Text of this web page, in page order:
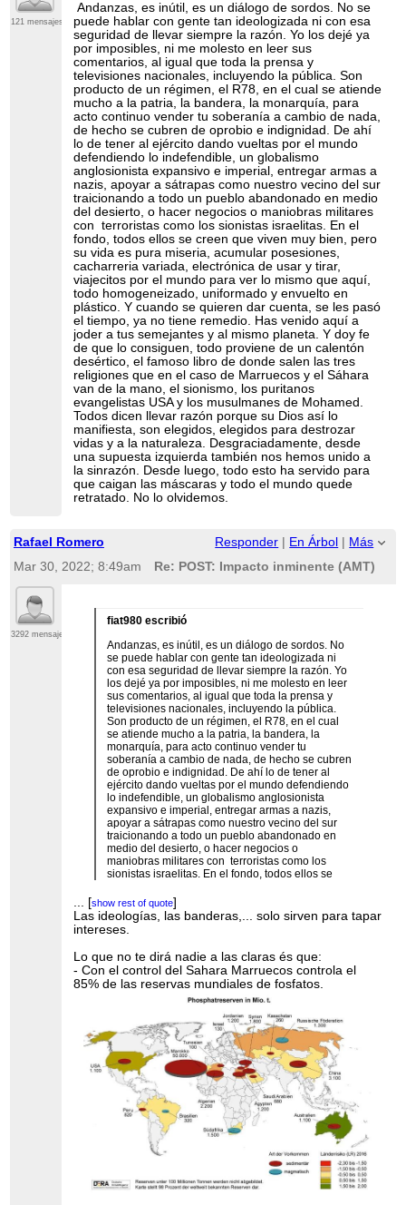
121 mensajes
Andanzas, es inútil, es un diálogo de sordos. No se
puede hablar con gente tan ideologizada ni con esa
seguridad de llevar siempre la razón. Yo los dejé ya
por imposibles, ni me molesto en leer sus
comentarios, al igual que toda la prensa y
televisiones nacionales, incluyendo la pública. Son
producto de un régimen, el R78, en el cual se atiende
mucho a la patria, la bandera, la monarquía, para
acto continuo vender tu soberanía a cambio de nada,
de hecho se cubren de oprobio e indignidad. De ahí
lo de tener al ejército dando vueltas por el mundo
defendiendo lo indefendible, un globalismo
anglosionista expansivo e imperial, entregar armas a
nazis, apoyar a sátrapas como nuestro vecino del sur
traicionando a todo un pueblo abandonado en medio
del desierto, o hacer negocios o maniobras militares
con terroristas como los sionistas israelitas. En el
fondo, todos ellos se creen que viven muy bien, pero
su vida es pura miseria, acumular posesiones,
cacharreria variada, electrónica de usar y tirar,
viajecitos por el mundo para ver lo mismo que aquí,
todo homogeneizado, uniformado y envuelto en
plástico. Y cuando se quieren dar cuenta, se les pasó
el tiempo, ya no tiene remedio. Has venido aquí a
joder a tus semejantes y al mismo planeta. Y doy fe
de que lo consiguen, todo proviene de un calentón
desértico, el famoso libro de donde salen las tres
religiones que en el caso de Marruecos y el Sáhara
van de la mano, el sionismo, los puritanos
evangelistas USA y los musulmanes de Mohamed.
Todos dicen llevar razón porque su Dios así lo
manifiesta, son elegidos, elegidos para destrozar
vidas y a la naturaleza. Desgraciadamente, desde
una supuesta izquierda también nos hemos unido a
la sinrazón. Desde luego, todo esto ha servido para
que caigan las máscaras y todo el mundo quede
retratado. No lo olvidemos.
Rafael Romero Responder En Árbol
Más
Mar 30, 2022; 8:49am
Re: POST: Impacto inminente (AMT)
3292 mensajes
fiat980 escribió
Andanzas, es inútil, es un diálogo de sordos. No
se puede hablar con gente tan ideologizada ni
con esa seguridad de llevar siempre la razón. Yo
los dejé ya por imposibles, ni me molesto en leer
sus comentarios, al igual que toda la prensa y
televisiones nacionales, incluyendo la pública.
Son producto de un régimen, el R78, en el cual
se atiende mucho a la patria, la bandera, la
monarquía, para acto continuo vender tu
soberanía a cambio de nada, de hecho se cubren
de oprobio e indignidad. De ahí lo de tener al
ejército dando vueltas por el mundo defendiendo
lo indefendible, un globalismo anglosionista
expansivo e imperial, entregar armas a nazis,
apoyar a sátrapas como nuestro vecino del sur
traicionando a todo un pueblo abandonado en
medio del desierto, o hacer negocios o
maniobras militares con terroristas como los
sionistas israelitas. En el fondo, todos ellos se
miseria, acumular posesiones, cacharreria
variada, electrónica de usar y tirar, viajecitos por
el mundo para ver lo mismo que aquí, todo
homogeneizado, uniformado y envuelto en
plástico. Y cuando se quieren dar cuenta, se les
pasó el tiempo, ya no tiene remedio. Has venido
aquí a joder a tus semejantes y al mismo planeta.
Y doy fe de que lo consiguen, todo proviene de
un calentón desértico, el famoso libro de donde
salen las tres religiones que en el caso de
Marruecos y el Sáhara van de la mano, el
sionismo, los puritanos evangelistas USA y los
musulmanes de Mohamed. Todos dicen llevar
razón porque su Dios así lo manifiesta, son
elegidos, elegidos para destrozar vidas y a la
naturaleza. Desgraciadamente, desde una
supuesta izquierda también nos hemos unido a la
sinrazón. Desde luego, todo esto ha servido para
que caigan las máscaras y todo el mundo quede
retratado. No lo olvidemos.
... [show rest of quote]
Las ideologías, las banderas,... solo sirven para tapar
intereses.
Lo que no te dirá nadie a las claras és que:
- Con el control del Sahara Marruecos controla el
85% de las reservas mundiales de fosfatos.